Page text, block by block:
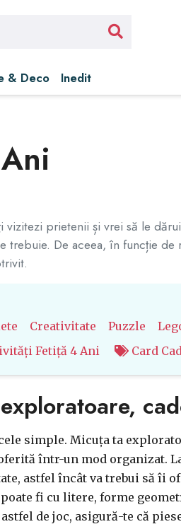
& Deco Inedit
prietenii și vrei să le
De aceea, în funcție de
Creativitate Puzzle
Fetiță 4 Ani Card
simple. Micuța ta
într-un mod organizat.
astfel încât va trebui să îi
fi cu litere, forme
de joc, asigură-te că